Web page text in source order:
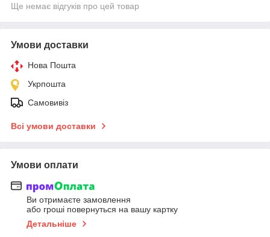
Ще немає відгуків про цей товар
Умови доставки
Нова Пошта
Укрпошта
Самовивіз
Всі умови доставки
Умови оплати
Ви отримаєте замовлення
або гроші повернуться на вашу картку
Детальніше